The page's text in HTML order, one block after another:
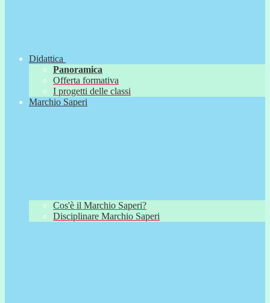
Didattica
Panoramica
Offerta formativa
I progetti delle classi
Marchio Saperi
Cos'è il Marchio Saperi?
Disciplinare Marchio Saperi